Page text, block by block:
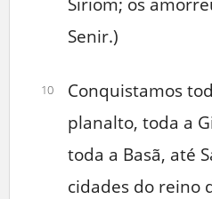
Senir.)
10
Conquistamos
planalto, toda a
toda a Basã, até
cidades do reino